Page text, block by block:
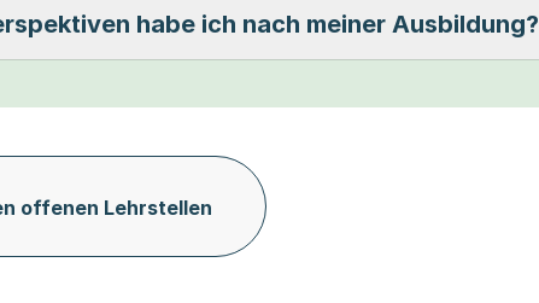
habe ich nach meiner Ausbildung?
offenen Lehrstellen